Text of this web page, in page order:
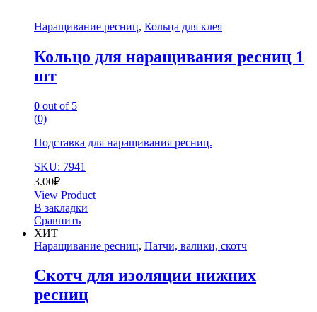
Наращивание ресниц, Кольца для клея
Кольцо для наращивания ресниц 1
шт
0 out of 5
(0)
Подставка для наращивания ресниц.
SKU: 7941
3.00₽
View Product
В закладки
Сравнить
ХИТ
Наращивание ресниц, Патчи, валики, скотч
Скотч для изоляции нижних
ресниц